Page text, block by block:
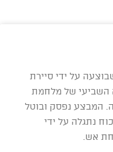
על ידי סיירת
1973, ביומה השביעי של מלחמת
המבצע נפסק ובוטל
נתגלה על ידי
אש.